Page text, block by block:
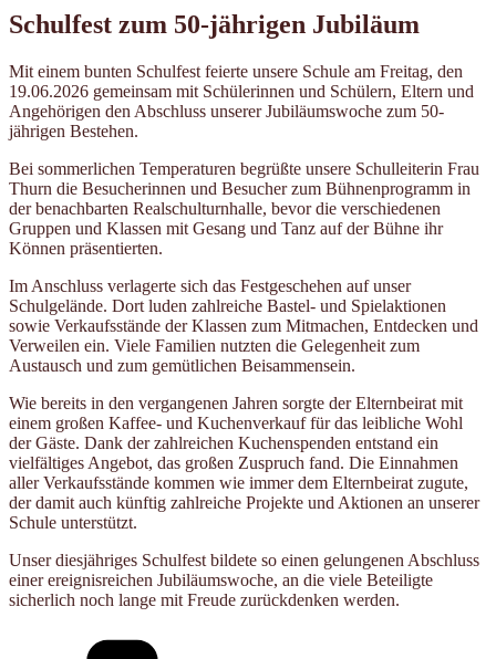
Schulfest zum 50-jährigen Jubiläum
Mit einem bunten Schulfest feierte unsere Schule am Freitag, den
19.06.2026 gemeinsam mit Schülerinnen und Schülern, Eltern und
Angehörigen den Abschluss unserer Jubiläumswoche zum 50-
jährigen Bestehen.
Bei sommerlichen Temperaturen begrüßte unsere Schulleiterin Frau
Thurn die Besucherinnen und Besucher zum Bühnenprogramm in
der benachbarten Realschulturnhalle, bevor die verschiedenen
Gruppen und Klassen mit Gesang und Tanz auf der Bühne ihr
Können präsentierten.
Im Anschluss verlagerte sich das Festgeschehen auf unser
Schulgelände. Dort luden zahlreiche Bastel- und Spielaktionen
sowie Verkaufsstände der Klassen zum Mitmachen, Entdecken und
Verweilen ein. Viele Familien nutzten die Gelegenheit zum
Austausch und zum gemütlichen Beisammensein.
Wie bereits in den vergangenen Jahren sorgte der Elternbeirat mit
einem großen Kaffee- und Kuchenverkauf für das leibliche Wohl
der Gäste. Dank der zahlreichen Kuchenspenden entstand ein
vielfältiges Angebot, das großen Zuspruch fand. Die Einnahmen
aller Verkaufsstände kommen wie immer dem Elternbeirat zugute,
der damit auch künftig zahlreiche Projekte und Aktionen an unserer
Schule unterstützt.
Unser diesjähriges Schulfest bildete so einen gelungenen Abschluss
einer ereignisreichen Jubiläumswoche, an die viele Beteiligte
sicherlich noch lange mit Freude zurückdenken werden.